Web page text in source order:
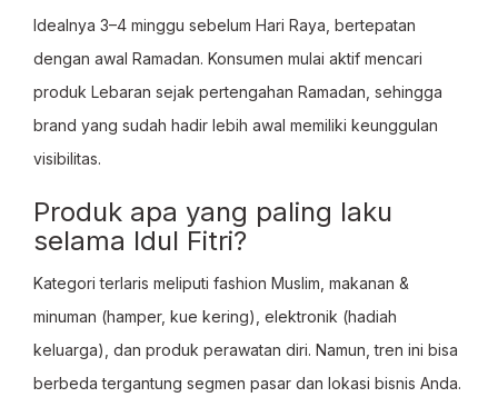
Idealnya 3–4 minggu sebelum Hari Raya, bertepatan
dengan awal Ramadan. Konsumen mulai aktif mencari
produk Lebaran sejak pertengahan Ramadan, sehingga
brand yang sudah hadir lebih awal memiliki keunggulan
visibilitas.
Produk apa yang paling laku
selama Idul Fitri?
Kategori terlaris meliputi fashion Muslim, makanan &
minuman (hamper, kue kering), elektronik (hadiah
keluarga), dan produk perawatan diri. Namun, tren ini bisa
berbeda tergantung segmen pasar dan lokasi bisnis Anda.